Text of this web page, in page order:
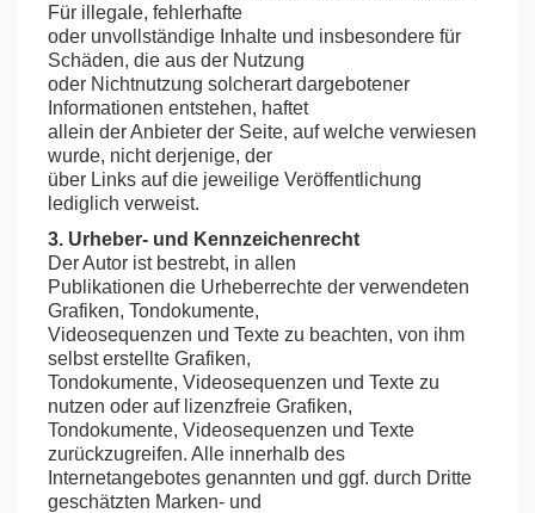
Für illegale, fehlerhafte
oder unvollständige Inhalte und insbesondere für
Schäden, die aus der Nutzung
oder Nichtnutzung solcherart dargebotener
Informationen entstehen, haftet
allein der Anbieter der Seite, auf welche verwiesen
wurde, nicht derjenige, der
über Links auf die jeweilige Veröffentlichung
lediglich verweist.
3. Urheber- und Kennzeichenrecht
Der Autor ist bestrebt, in allen
Publikationen die Urheberrechte der verwendeten
Grafiken, Tondokumente,
Videosequenzen und Texte zu beachten, von ihm
selbst erstellte Grafiken,
Tondokumente, Videosequenzen und Texte zu
nutzen oder auf lizenzfreie Grafiken,
Tondokumente, Videosequenzen und Texte
zurückzugreifen. Alle innerhalb des
Internetangebotes genannten und ggf. durch Dritte
geschätzten Marken- und